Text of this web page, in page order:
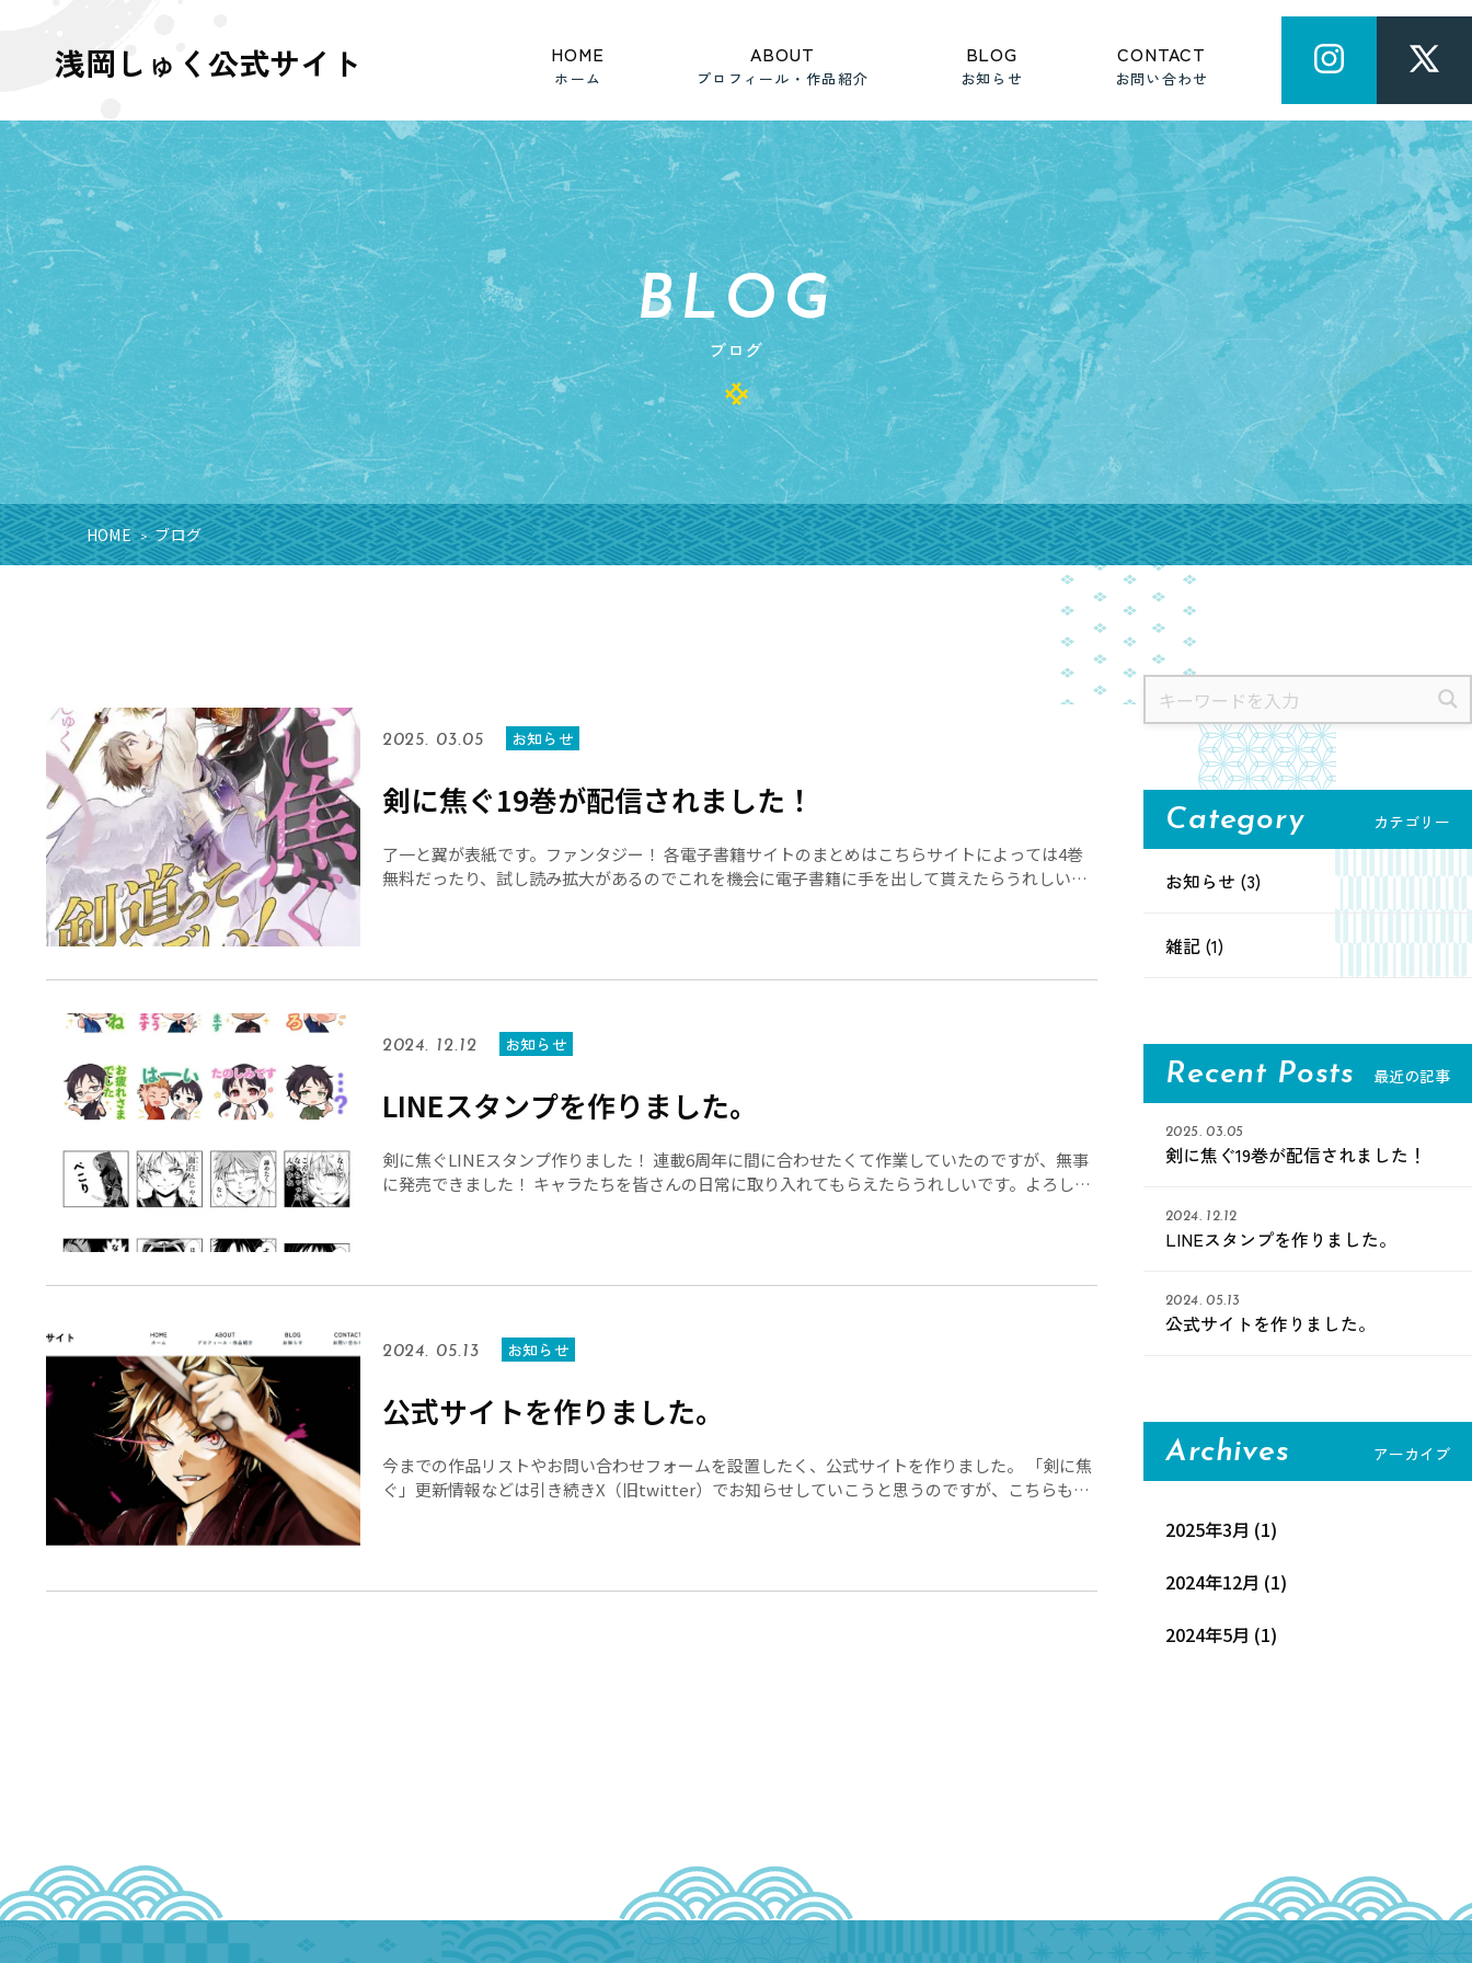
浅岡しゅく公式サイト HOME
ホーム
ABOUT
プロフィール・作品紹介
BLOG
お知らせ
CONTACT
お問い合わせ
BLOG
ブログ
HOME > ブログ
2025. 03.05 お知らせ
剣に焦ぐ19巻が配信されました！
了一と翼が表紙です。ファンタジー！ 各電子書籍サイトのまとめはこちらサイトによっては4巻
無料だったり、試し読み拡大があるのでこれを機会に電子書籍に手を出して貰えたらうれしいで
2024. 12.12 お知らせ
LINEスタンプを作りました。
剣に焦ぐLINEスタンプ作りました！ 連載6周年に間に合わせたくて作業していたのですが、無事
に発売できました！ キャラたちを皆さんの日常に取り入れてもらえたらうれしいです。よろしく
2024. 05.13 お知らせ
公式サイトを作りました。
今までの作品リストやお問い合わせフォームを設置したく、公式サイトを作りました。 「剣に焦
ぐ」更新情報などは引き続きX（旧twitter）でお知らせしていこうと思うのですが、こちらもた
Category カテゴリー
お知らせ (3)
雑記 (1)
Recent Posts 最近の記事
2025. 03.05
剣に焦ぐ19巻が配信されました！
2024. 12.12
LINEスタンプを作りました。
2024. 05.13
公式サイトを作りました。
Archives アーカイブ
2025年3月 (1)
2024年12月 (1)
2024年5月 (1)